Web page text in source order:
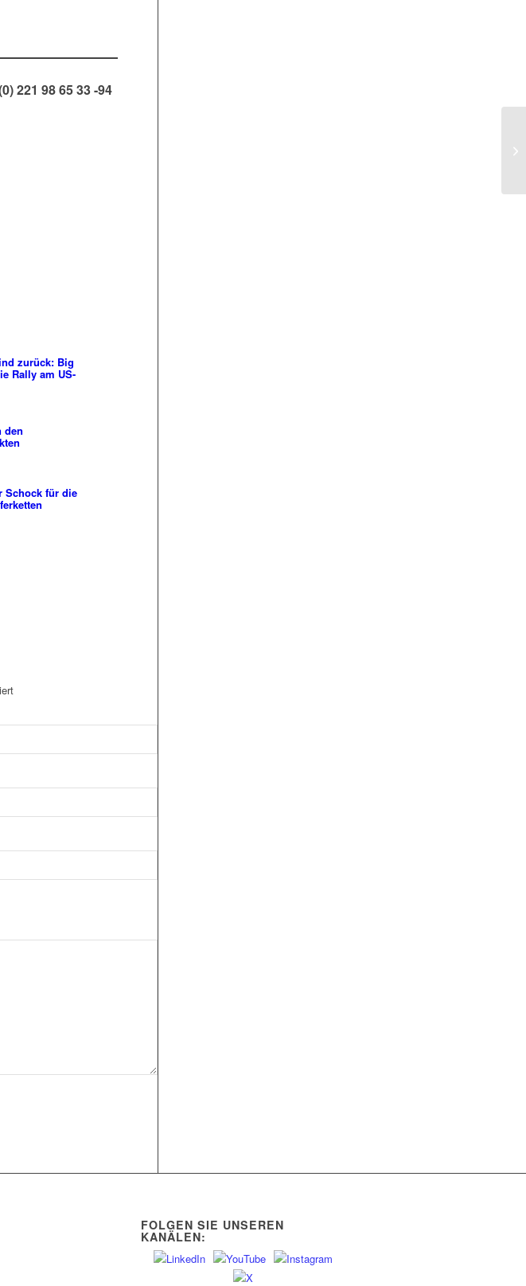
221 98 65 33 -94
zurück: Big
Rally am US-
den
Schock für die
FOLGEN SIE UNSEREN
KANÄLEN: